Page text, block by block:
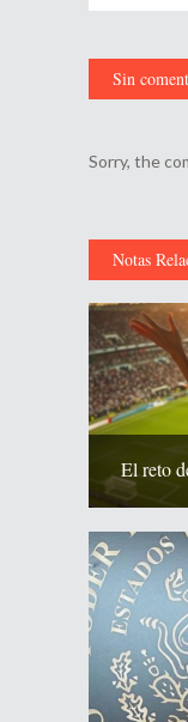
Sin
Sorry, the
Notas
El reto